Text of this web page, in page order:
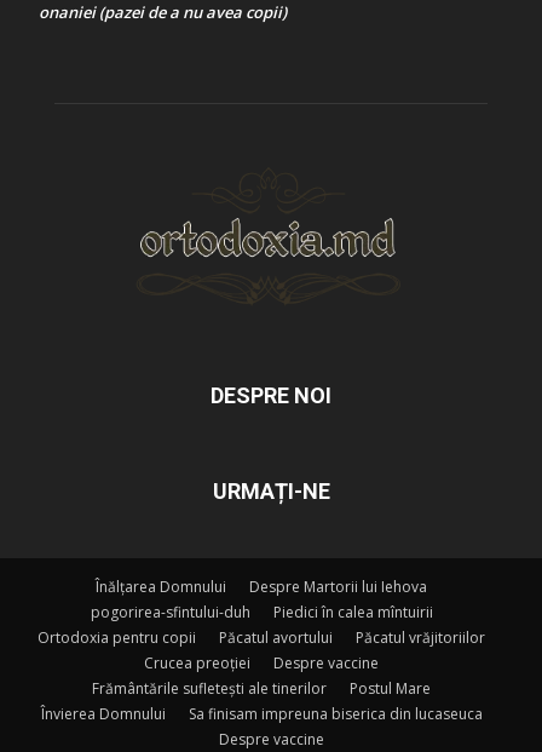
onaniei (pazei de a nu avea copii)
DESPRE NOI
URMAȚI-NE
Înălțarea Domnului
Despre Martorii lui Iehova
pogorirea-sfintului-duh
Piedici în calea mîntuirii
Ortodoxia pentru copii
Păcatul avortului
Păcatul vrăjitoriilor
Crucea preoției
Despre vaccine
Frământările sufletești ale tinerilor
Postul Mare
Învierea Domnului
Sa finisam impreuna biserica din lucaseuca
Despre vaccine